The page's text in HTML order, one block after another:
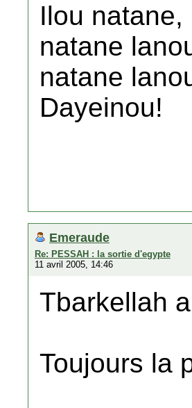
Ilou
natane
natane
Dayeinou!
Emeraude
Re: PESSAH : la sortie d'egypte
11 avril 2005, 14:46
Tbarkellah
Toujours la